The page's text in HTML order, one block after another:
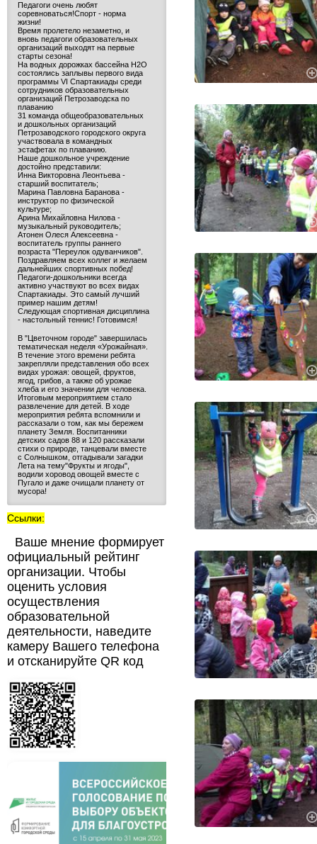
Педагоги очень любят
соревноваться!Спорт - норма
жизни!
Время пролетело незаметно, и
вновь педагоги образовательных
организаций выходят на первые
старты сезона!
На водных дорожках бассейна H2O
состоялись заплывы первого вида
программы VI Спартакиады среди
сотрудников образовательных
организаций Петрозаводска по
плаванию
31 команда общеобразовательных
и дошкольных организаций
Петрозаводского городского округа
участвовала в командных
эстафетах по плаванию.
Наше дошкольное учреждение
достойно представили:
Инна Викторовна Леонтьева -
старший воспитатель;
Марина Павловна Баранова -
инструктор по физической
культуре;
Арина Михайловна Нилова -
музыкальный руководитель;
Атонен Олеся Алексеевна -
воспитатель группы раннего
возраста "Переулок одуванчиков".
Поздравляем всех коллег и желаем
дальнейших спортивных побед!
Педагоги-дошкольники всегда
активно участвуют во всех видах
Спартакиады. Это самый лучший
пример нашим детям!
Следующая спортивная дисциплина
- настольный теннис! Готовимся!
В "Цветочном городе" завершилась
тематическая неделя «Урожайная».
В течение этого времени ребята
закрепляли представления обо всех
видах урожая: овощей, фруктов,
ягод, грибов, а также об урожае
хлеба и его значении для человека.
Итоговым мероприятием стало
развлечение для детей. В ходе
мероприятия ребята вспомнили и
рассказали о том, как мы бережем
планету Земля. Воспитанники
детских садов 88 и 120 рассказали
стихи о природе, танцевали вместе
с Солнышком, отгадывали загадки
Лета на тему"Фрукты и ягоды",
водили хоровод овощей вместе с
Пугало и даже очищали планету от
мусора!
Ссылки:
Ваше мнение формирует
официальный рейтинг
организации. Чтобы
оценить условия
осуществления
образовательной
деятельности, наведите
камеру Вашего телефона
и отсканируйте QR код